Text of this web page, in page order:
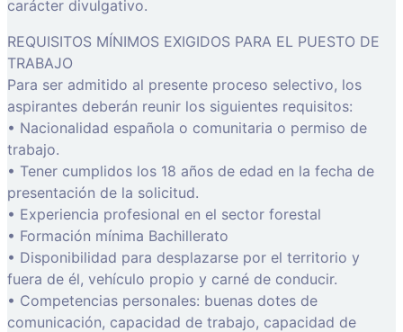
carácter divulgativo.
REQUISITOS MÍNIMOS EXIGIDOS PARA EL PUESTO DE
TRABAJO
Para ser admitido al presente proceso selectivo, los
aspirantes deberán reunir los siguientes requisitos:
• Nacionalidad española o comunitaria o permiso de
trabajo.
• Tener cumplidos los 18 años de edad en la fecha de
presentación de la solicitud.
• Experiencia profesional en el sector forestal
• Formación mínima Bachillerato
• Disponibilidad para desplazarse por el territorio y
fuera de él, vehículo propio y carné de conducir.
• Competencias personales: buenas dotes de
comunicación, capacidad de trabajo, capacidad de